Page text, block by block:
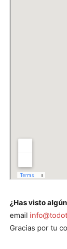
¿Has visto
email
Gracias por tu